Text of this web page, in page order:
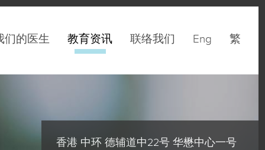
们的医生 教育资讯 联络我们 Eng 繁
香港 中环 德辅道中22号 华懋中心一号